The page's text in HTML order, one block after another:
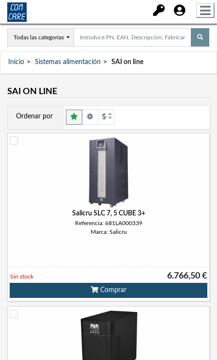
Todas las categorías
Inicio Sistemas alimentación SAI on line
SAI ON LINE
Ordenar por
Salicru SLC 7, 5 CUBE 3+
Referencia: 681LA000339
Marca: Salicru
6.766,50 €
Sin stock
Comprar